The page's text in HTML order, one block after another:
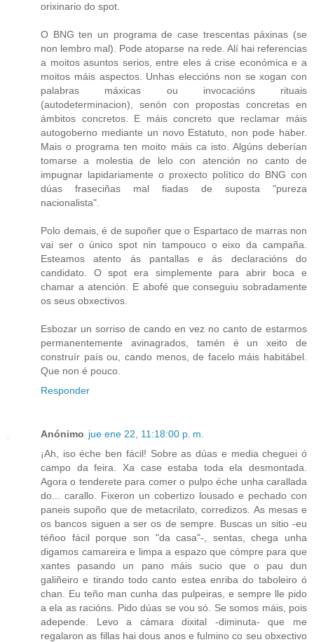
orixinario do spot.
O BNG ten un programa de case trescentas páxinas (se
non lembro mal). Pode atoparse na rede. Alí hai referencias
a moitos asuntos serios, entre eles á crise económica e a
moitos máis aspectos. Unhas eleccións non se xogan con
palabras máxicas ou invocacións rituais
(autodeterminacion), senón con propostas concretas en
ámbitos concretos. E máis concreto que reclamar máis
autogoberno mediante un novo Estatuto, non pode haber.
Mais o programa ten moito máis ca isto. Algúns deberían
tomarse a molestia de lelo con atención no canto de
impugnar lapidariamente o proxecto político do BNG con
dúas fraseciñas mal fiadas de suposta "pureza
nacionalista".
Polo demais, é de supoñer que o Espartaco de marras non
vai ser o único spot nin tampouco o eixo da campaña.
Esteamos atento ás pantallas e ás declaracións do
candidato. O spot era simplemente para abrir boca e
chamar a atención. E abofé que conseguiu sobradamente
os seus obxectivos.
Esbozar un sorriso de cando en vez no canto de estarmos
permanentemente avinagrados, tamén é un xeito de
construír país ou, cando menos, de facelo máis habitábel.
Que non é pouco.
Responder
Anónimo jue ene 22, 11:18:00 p. m.
¡Ah, iso éche ben fácil! Sobre as dúas e media cheguei ó
campo da feira. Xa case estaba toda ela desmontada.
Agora o tenderete para comer o pulpo éche unha carallada
do... carallo. Fixeron un cobertizo lousado e pechado con
paneis supoño que de metacrilato, corredizos. As mesas e
os bancos siguen a ser os de sempre. Buscas un sitio -eu
téñoo fácil porque son "da casa"-, sentas, chega unha
digamos camareira e limpa a espazo que cómpre para que
xantes pasando un pano máis sucio que o pau dun
galiñeiro e tirando todo canto estea enriba do taboleiro ó
chan. Eu teño man cunha das pulpeiras, e sempre lle pido
a ela as racións. Pido dúas se vou só. Se somos máis, pois
adepende. Levo a cámara dixital -diminuta- que me
regalaron as fillas hai dous anos e fulmino co seu obxectivo